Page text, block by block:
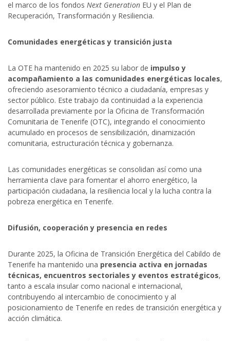
el marco de los fondos Next Generation EU y el Plan de
Recuperación, Transformación y Resiliencia.
Comunidades energéticas y transición justa
La OTE ha mantenido en 2025 su labor de impulso y
acompañamiento a las comunidades energéticas locales,
ofreciendo asesoramiento técnico a ciudadanía, empresas y
sector público. Este trabajo da continuidad a la experiencia
desarrollada previamente por la Oficina de Transformación
Comunitaria de Tenerife (OTC), integrando el conocimiento
acumulado en procesos de sensibilización, dinamización
comunitaria, estructuración técnica y gobernanza.
Las comunidades energéticas se consolidan así como una
herramienta clave para fomentar el ahorro energético, la
participación ciudadana, la resiliencia local y la lucha contra la
pobreza energética en Tenerife.
Difusión, cooperación y presencia en redes
Durante 2025, la Oficina de Transición Energética del Cabildo de
Tenerife ha mantenido una presencia activa en jornadas
técnicas, encuentros sectoriales y eventos estratégicos,
tanto a escala insular como nacional e internacional,
contribuyendo al intercambio de conocimiento y al
posicionamiento de Tenerife en redes de transición energética y
acción climática.